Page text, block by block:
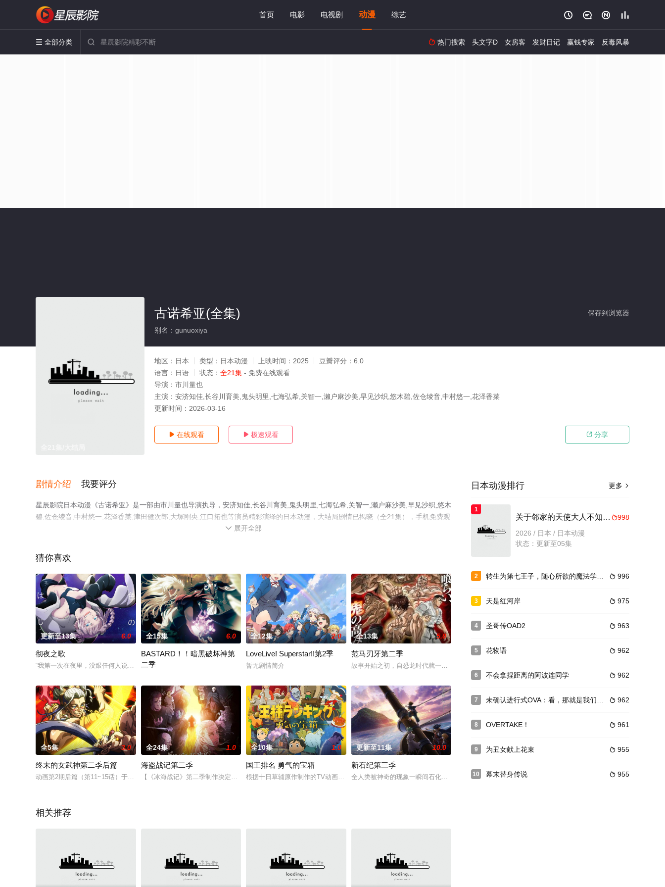
首页 电影 电视剧 动漫 综艺    
 全部分类   热门搜索 头文字D 女房客 发财日记 赢钱专家 反毒风暴
保存到浏览器
古诺希亚(全集)
别名：gunuoxiya
地区： 日本 类型： 日本动漫 上映时间： 2025 豆瓣评分： 6.0
语言： 日语 状态： 全21集 - 免费在线观看
导演： 市川量也
主演： 安济知佳,长谷川育美,鬼头明里,七海弘希,关智一,濑户麻沙美,早见沙织,悠木碧,佐仓绫音,中村悠一,花泽香菜
更新时间： 2026-03-16
 在线观看  极速观看  分享
剧情介绍 我要评分
星辰影院日本动漫《古诺希亚》是一部由市川量也导演执导，安济知佳,长谷川育美,鬼头明里,七海弘希,关智一,濑户麻沙美,早见沙织,悠木
碧,佐仓绫音,中村悠一,花泽香菜,津田健次郎,大塚刚央,江口拓也等演员精彩演绎的日本动漫，大结局剧情已揭晓（全21集），手机免费观
看高清无删减完整版动漫全集就上星辰影视，更多相关信息可移步至豆瓣动漫、电视猫或剧情网等平台了解。
 展开全部
猜你喜欢
更新至13集 6.0
彻夜之歌
“我第一次在夜里，没跟任何人说就出来了。”讨厌女生的初中二年级学生夜守光，现在不知为何不去上学了。而且，每天晚上都睡不着觉。有一天，小光第一次在夜里没告诉任何人就出去了。 夜
全15集 6.0
BASTARD！！暗黑破坏神第
二季
改编自原著漫画的超人气同名篇章，故事以解开安斯拉萨克斯最后封印的圣战为主轴，讲述达克·休奈达和卡尔斯之间的终极对决。古魔法师达克·休奈达曾谋画要统御一切，在他遭到封
全12集 2.0
LoveLive! Superstar!!第2季
暂无剧情简介
全13集 5.0
范马刃牙第二季
故事开始之初，自恐龙时代就一直沉睡在地球深处的穴居人皮克尔在现代突然复活。皮克尔徒手杀死了比自
全5集 3.0
终末的女武神第二季后篇
动画第2期后篇（第11~15话）于2023年在Netflix配信。
全24集 1.0
海盗战记第二季
【《冰海战记》第二季制作决定！】WIT STUDIO出品的TV动画《#冰海战记# 》（海盗战纪）重大发表，宣布第二季制作决定！PV链接：https://movie./new_
全10集 1.0
国王排名 勇气的宝箱
根据十日草辅原作制作的TV动画《国王排名》宣布了特别篇《国王排名 勇气的宝箱》将于2023年播出的消息。
更新至11集 10.0
新石纪第三季
全人类被神奇的现象一瞬间石化后过了几千年——拥有超人般头脑、天生的科学少年·千空苏醒了。在文明遭
相关推荐
更多 
日本动漫排行
1
998
关于邻家的天使大人不知不觉把我惯成了废人 第二季
2026 / 日本 / 日本动漫
状态：更新至05集
2  996
转生为第七王子，随心所欲的魔法学习之路第二季
3  975
天是红河岸
4  963
圣哥传OAD2
5  962
花物语
6  962
不会拿捏距离的阿波连同学
7  962
未确认进行式OVA：看，那就是我们要下榻的旅馆哟
8  961
OVERTAKE！
9  955
为丑女献上花束
10  955
幕末替身传说